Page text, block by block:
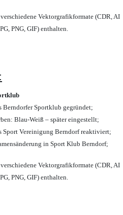
Vektorgrafikformate (CDR, AI
PNG, GIF) enthalten.
Berndorfer Sportklub gegründet;
Blau-Weiß – später eingestellt;
Sport Vereinigung Berndorf reaktiviert;
in Sport Klub Berndorf;
Vektorgrafikformate (CDR, AI
PNG, GIF) enthalten.